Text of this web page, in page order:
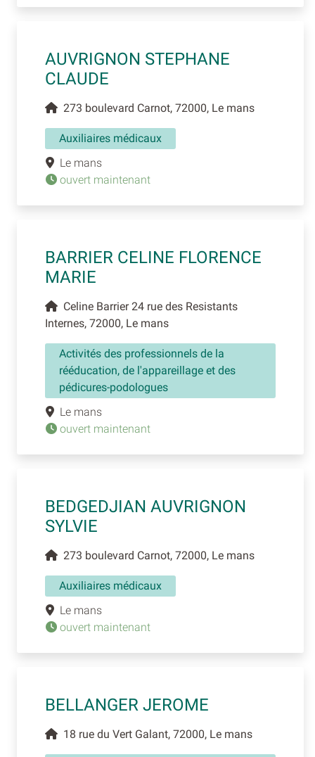
AUVRIGNON STEPHANE
CLAUDE
273 boulevard Carnot, 72000, Le mans
Auxiliaires médicaux
Le mans
ouvert maintenant
BARRIER CELINE FLORENCE
MARIE
Celine Barrier 24 rue des Resistants
Internes, 72000, Le mans
Activités des professionnels de la
rééducation, de l'appareillage et des
pédicures-podologues
Le mans
ouvert maintenant
BEDGEDJIAN AUVRIGNON
SYLVIE
273 boulevard Carnot, 72000, Le mans
Auxiliaires médicaux
Le mans
ouvert maintenant
BELLANGER JEROME
18 rue du Vert Galant, 72000, Le mans